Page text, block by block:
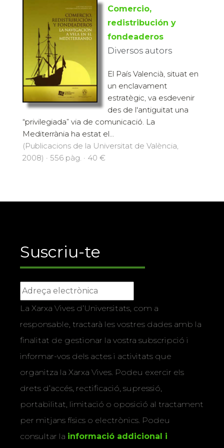
Comercio,
redistribución y
fondeaderos
Diversos autors
El País Valencià, situat en
un enclavament
estratègic, va esdevenir
des de l'antiguitat una
“privilegiada” via de comunicació. La
Mediterrània ha estat el...
(Publicacions de la Universitat de València,
2008) · 556 pàg. · 40 €
Suscriu-te
La Xarxa Vives d’Universitats, com a
responsable, tractarà les vostres dades amb la
finalitat de gestionar la vostra subscripció i
informar-vos dels actes i activitats que
organitza la Xarxa Vives. Podeu exercir els
drets d’accés, rectificació, supressió,
portabilitat, limitació o oposició al tractament
per mitjans físics o electrònics. Podeu
consultar la informació addicional i